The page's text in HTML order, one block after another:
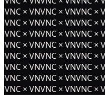
× VNVNC × VNVNC ×
× VNVNC × VNVNC ×
× VNVNC × VNVNC ×
× VNVNC × VNVNC ×
× VNVNC × VNVNC ×
× VNVNC × VNVNC ×
× VNVNC × VNVNC ×
× VNVNC × VNVNC ×